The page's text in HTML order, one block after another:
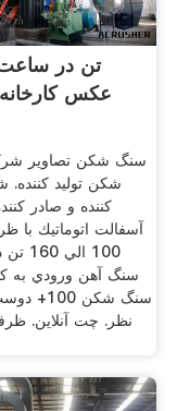
عکس
سنگ شکن تصاویر
شکن تولید کننده.
كننده و صادر
آسفالت اتوماتيك با
100
سنگ آهن ورودي به
نظر. چت آنلاین.